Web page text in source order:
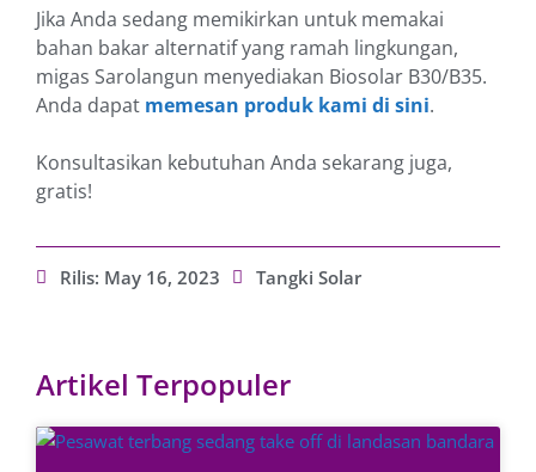
Jika Anda sedang memikirkan untuk memakai
bahan bakar alternatif yang ramah lingkungan,
migas Sarolangun menyediakan Biosolar B30/B35.
Anda dapat memesan produk kami di sini.
Konsultasikan kebutuhan Anda sekarang juga,
gratis!
Rilis: May 16, 2023 Tangki Solar
Artikel Terpopuler